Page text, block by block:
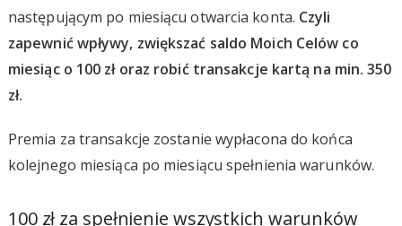
następującym po miesiącu otwarcia konta. Czyli
zapewnić wpływy, zwiększać saldo Moich Celów co
miesiąc o 100 zł oraz robić transakcje kartą na min. 350
zł.
Premia za transakcje zostanie wypłacona do końca
kolejnego miesiąca po miesiącu spełnienia warunków.
100 zł za spełnienie wszystkich warunków